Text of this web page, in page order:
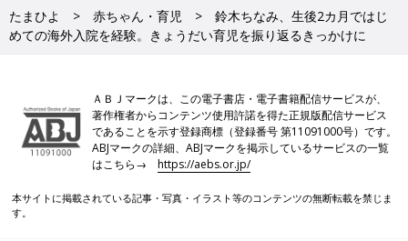
たまひよ 赤ちゃん・育児
鈴木ちなみ、生後2カ月ではじ
めての海外入院を経験。きょうだい育児を振り返るきっかけに
ＡＢＪマークは、この電子書店・電子書籍配信サービスが、
著作権者からコンテンツ使用許諾を得た正規版配信サービス
であることを示す登録商標（登録番号 第11091000号）です。
ABJマークの詳細、ABJマークを掲示しているサービスの一覧
はこちら→https://aebs.or.jp/
本サイトに掲載されている記事・写真・イラスト等のコンテンツの無断転載を禁じま
す。